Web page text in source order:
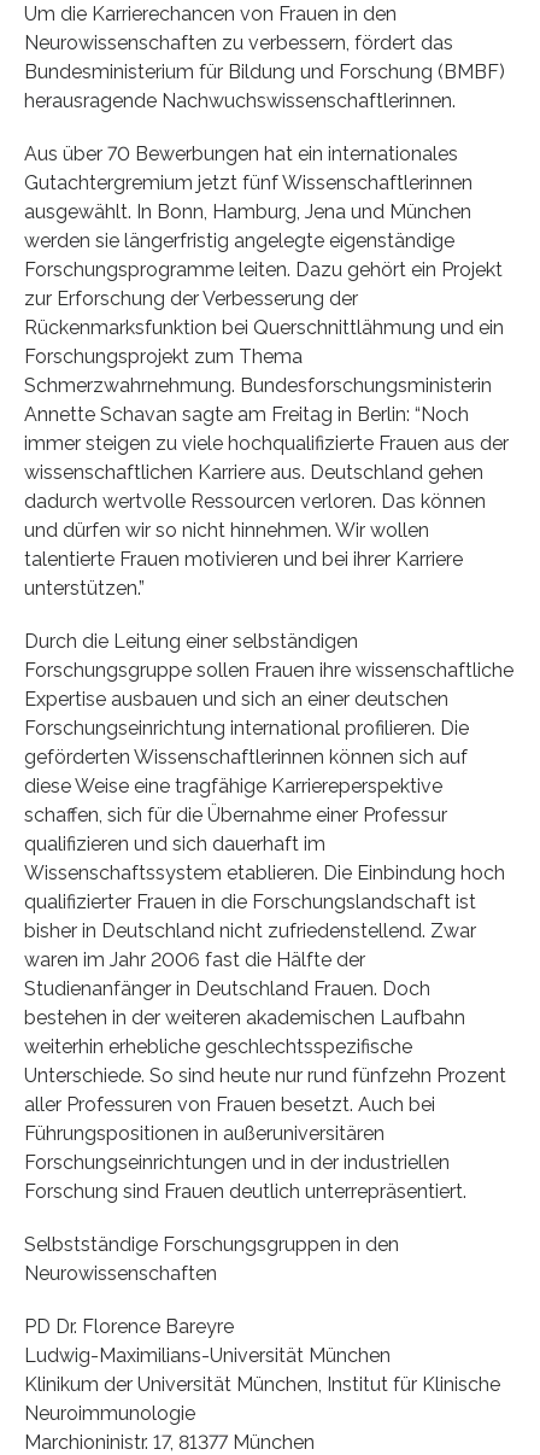
Um die Karrierechancen von Frauen in den
Neurowissenschaften zu verbessern, fördert das
Bundesministerium für Bildung und Forschung (BMBF)
herausragende Nachwuchswissenschaftlerinnen.
Aus über 70 Bewerbungen hat ein internationales
Gutachtergremium jetzt fünf Wissenschaftlerinnen
ausgewählt. In Bonn, Hamburg, Jena und München
werden sie längerfristig angelegte eigenständige
Forschungsprogramme leiten. Dazu gehört ein Projekt
zur Erforschung der Verbesserung der
Rückenmarksfunktion bei Querschnittlähmung und ein
Forschungsprojekt zum Thema
Schmerzwahrnehmung. Bundesforschungsministerin
Annette Schavan sagte am Freitag in Berlin: “Noch
immer steigen zu viele hochqualifizierte Frauen aus der
wissenschaftlichen Karriere aus. Deutschland gehen
dadurch wertvolle Ressourcen verloren. Das können
und dürfen wir so nicht hinnehmen. Wir wollen
talentierte Frauen motivieren und bei ihrer Karriere
unterstützen.”
Durch die Leitung einer selbständigen
Forschungsgruppe sollen Frauen ihre wissenschaftliche
Expertise ausbauen und sich an einer deutschen
Forschungseinrichtung international profilieren. Die
geförderten Wissenschaftlerinnen können sich auf
diese Weise eine tragfähige Karriereperspektive
schaffen, sich für die Übernahme einer Professur
qualifizieren und sich dauerhaft im
Wissenschaftssystem etablieren. Die Einbindung hoch
qualifizierter Frauen in die Forschungslandschaft ist
bisher in Deutschland nicht zufriedenstellend. Zwar
waren im Jahr 2006 fast die Hälfte der
Studienanfänger in Deutschland Frauen. Doch
bestehen in der weiteren akademischen Laufbahn
weiterhin erhebliche geschlechtsspezifische
Unterschiede. So sind heute nur rund fünfzehn Prozent
aller Professuren von Frauen besetzt. Auch bei
Führungspositionen in außeruniversitären
Forschungseinrichtungen und in der industriellen
Forschung sind Frauen deutlich unterrepräsentiert.
Selbstständige Forschungsgruppen in den
Neurowissenschaften
PD Dr. Florence Bareyre
Ludwig-Maximilians-Universität München
Klinikum der Universität München, Institut für Klinische
Neuroimmunologie
Marchioninistr. 17, 81377 München